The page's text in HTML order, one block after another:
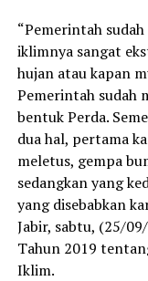
“Pemerintah
iklimnya sangat
hujan atau kapan
Pemerintah sudah
bentuk Perda.
dua hal, pertama
meletus, gempa
sedangkan yang
yang disebabkan
Jabir, sabtu, (25/
Tahun 2019
Iklim.